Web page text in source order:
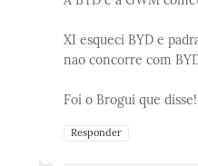
XI esqueci BYD e
nao concorre com
Foi o Brogui que
Responder